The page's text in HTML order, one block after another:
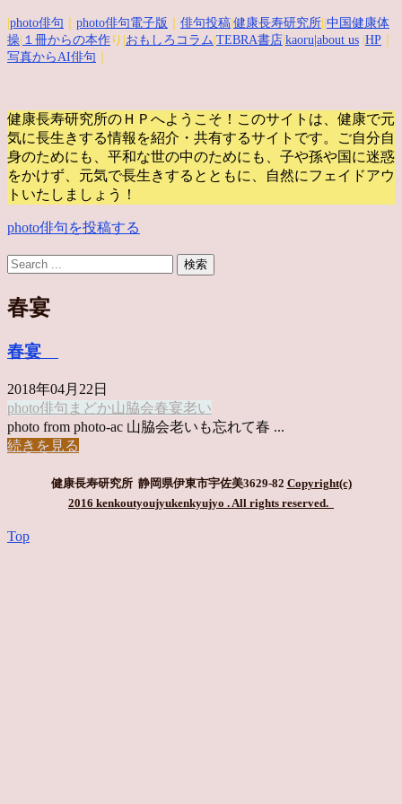
photo俳句 photo俳句電子版 俳句投稿 健康長寿研究所 中国健康体
操 １冊からの本作 り| おもしろコラム TEBRA書店 kaoru |about us HP
写真からAI俳句
健康長寿研究所のＨＰへようこそ！このサイトは、健康で元
気に長生きする情報を紹介・共有するサイトです。
ご自分自
身のためにも、平和な世の中のためにも、子や孫や国に迷惑
をかけず、元気で長生きするとともに、自然にフェイドアウ
トいたしましょう！
photo俳句を投稿する
春宴
春宴
2018年04月22日
photo俳句 まどか山脇会春宴老い
photo from photo-ac 山脇会老いも忘れて春 ...
続きを見る
健康長寿研究所 静岡県伊東市宇佐美3629-82 Copyright(c)
2016 kenkoutyoujyukenkyujyo . All rights reserved.
Top